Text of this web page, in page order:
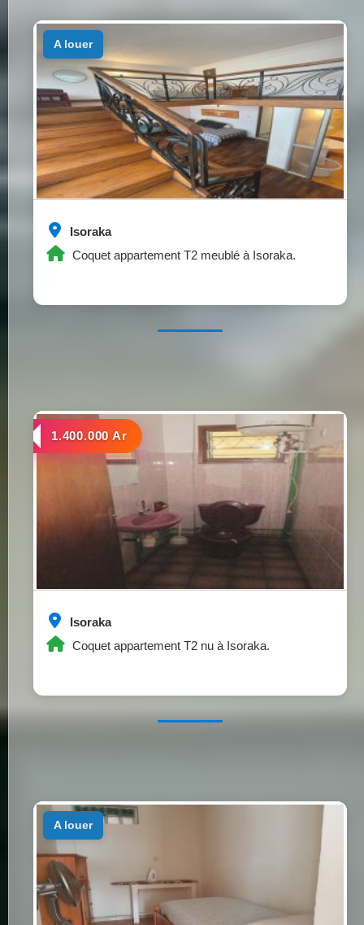
Isoraka
Coquet appartement T2 meublé à Isoraka.
a louer
Isoraka
Coquet appartement T2 nu à Isoraka.
a louer
1.400.000 Ar
a louer